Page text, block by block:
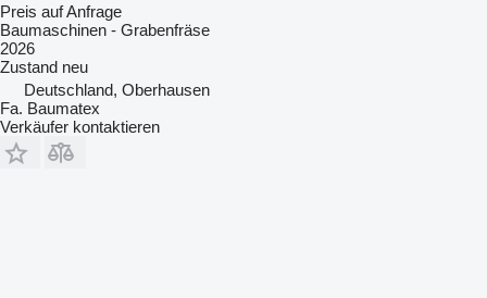
Preis auf Anfrage
Baumaschinen - Grabenfräse
2026
Zustand neu
Deutschland, Oberhausen
Fa. Baumatex
Verkäufer kontaktieren